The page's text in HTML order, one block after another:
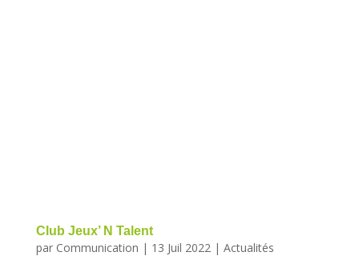
Club Jeux’ N Talent
par Communication | 13 Juil 2022| Actualités